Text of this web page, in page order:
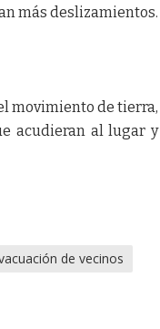
más deslizamientos.
movimiento de tierra,
acudieran al lugar y
de vecinos